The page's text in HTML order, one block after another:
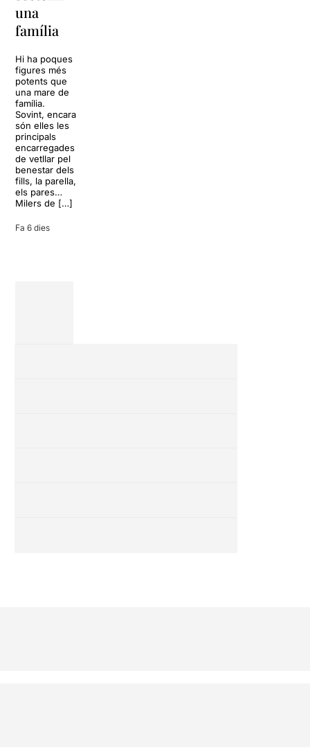
una
família
Hi ha poques
figures més
potents que
una mare de
família.
Sovint, encara
són elles les
principals
encarregades
de vetllar pel
benestar dels
fills, la parella,
els pares…
Milers de […]
Fa 6 dies